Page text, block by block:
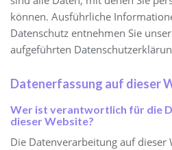
können. Ausführliche
Datenschutz entnehmen Sie
aufgeführten
Datenerfassung auf dieser
Wer ist verantwortlich für die
dieser Website?
Die Datenverarbeitung auf dieser